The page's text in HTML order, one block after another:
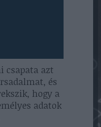
csapata azt
és
hogy a
adatok